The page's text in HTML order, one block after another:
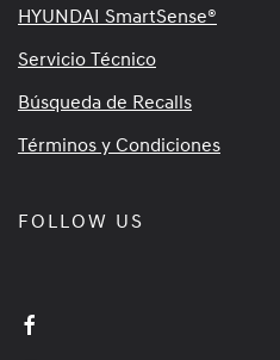
HYUNDAI SmartSense®
Servicio Técnico
Búsqueda de Recalls
Términos y Condiciones
FOLLOW US